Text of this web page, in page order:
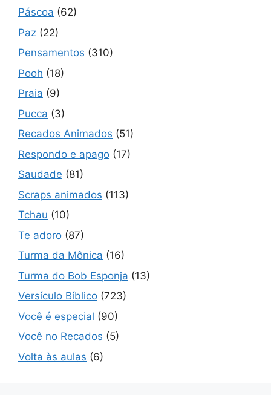
Páscoa (62)
Paz (22)
Pensamentos (310)
Pooh (18)
Praia (9)
Pucca (3)
Recados Animados (51)
Respondo e apago (17)
Saudade (81)
Scraps animados (113)
Tchau (10)
Te adoro (87)
Turma da Mônica (16)
Turma do Bob Esponja (13)
Versículo Bíblico (723)
Você é especial (90)
Você no Recados (5)
Volta às aulas (6)